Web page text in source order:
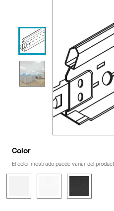
Color
El color mostrado puede variar del